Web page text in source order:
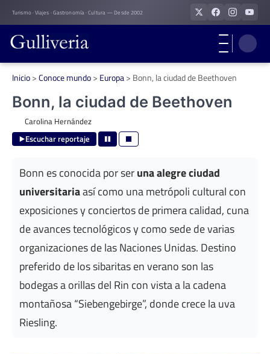
Skip
to
content
Turismo · Viajes · Gastronomía · Cultura — Desde 2002
Inicio>Conoce mundo> Europa> Bonn, la ciudad de Beethoven
Bonn, la ciudad de Beethoven
Carolina Hernández
Escuchar reportaje
Bonn es conocida por seruna alegre ciudad
universitariaasí como una metrópoli cultural con
exposiciones y conciertos de primera calidad, cuna
de avances tecnológicos y como sede de varias
organizaciones de las Naciones Unidas. Destino
preferido de los sibaritas en verano son las
bodegas a orillas del Rin con vista a la cadena
montañosa “Siebengebirge”, donde crece la uva
Riesling.